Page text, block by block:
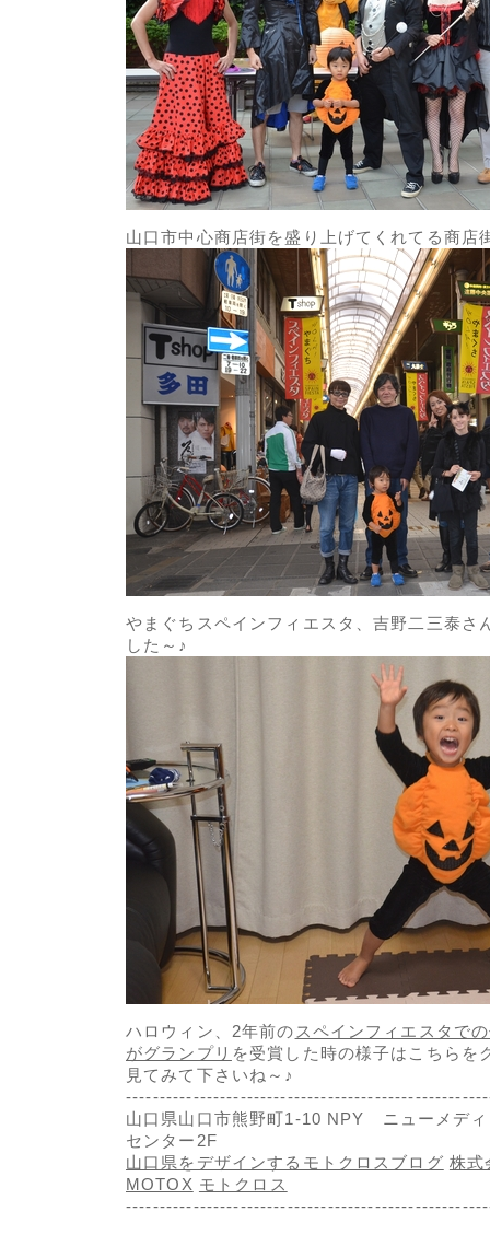
山口市中心商店街を盛り上げてくれてる商店
やまぐちスペインフィエスタ、吉野二三泰さ
した～♪
ハロウィン、2年前の スペインフィエスタで
がグランプリ を受賞した時の様子はこちらを
見てみて下さいね～♪
山口県山口市熊野町1-10 NPY ニューメデ
センター2F
山口県をデザインするモトクロスブログ 株式
MOTOX モトクロス